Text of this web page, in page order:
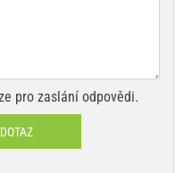
pro zaslání odpovědi.